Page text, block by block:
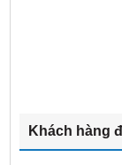
Khách hàng